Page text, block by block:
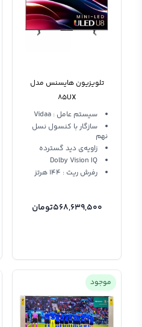
تلویزیون هایسنس مدل
85UX
سیستم عامل : Vidaa
سازگار با کنسول نسل
نهم
زاویه‌ی دید گسترده
Dolby Vision IQ
رفرش ریت : 144 هرتز
568,639,500تومان
موجود